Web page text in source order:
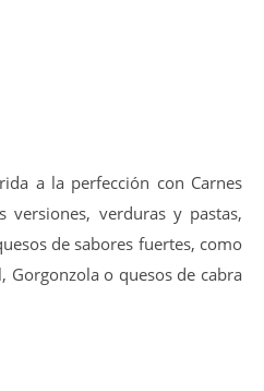
a la perfección con Carnes
versiones, verduras y pastas,
de sabores fuertes, como
Gorgonzola o quesos de cabra